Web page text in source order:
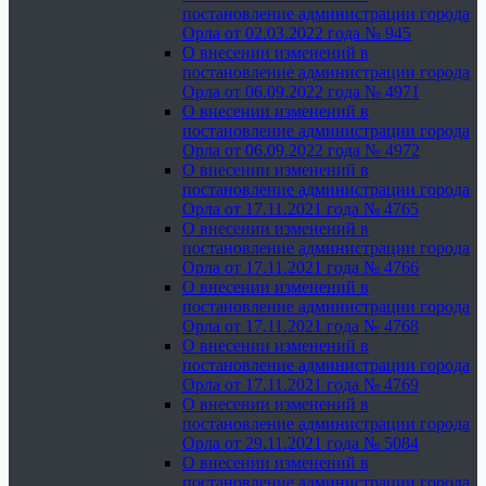
постановление администрации города
Орла от 02.03.2022 года № 945
О внесении изменений в
постановление администрации города
Орла от 06.09.2022 года № 4971
О внесении изменений в
постановление администрации города
Орла от 06.09.2022 года № 4972
О внесении изменений в
постановление администрации города
Орла от 17.11.2021 года № 4765
О внесении изменений в
постановление администрации города
Орла от 17.11.2021 года № 4766
О внесении изменений в
постановление администрации города
Орла от 17.11.2021 года № 4768
О внесении изменений в
постановление администрации города
Орла от 17.11.2021 года № 4769
О внесении изменений в
постановление администрации города
Орла от 29.11.2021 года № 5084
О внесении изменений в
постановление администрации города